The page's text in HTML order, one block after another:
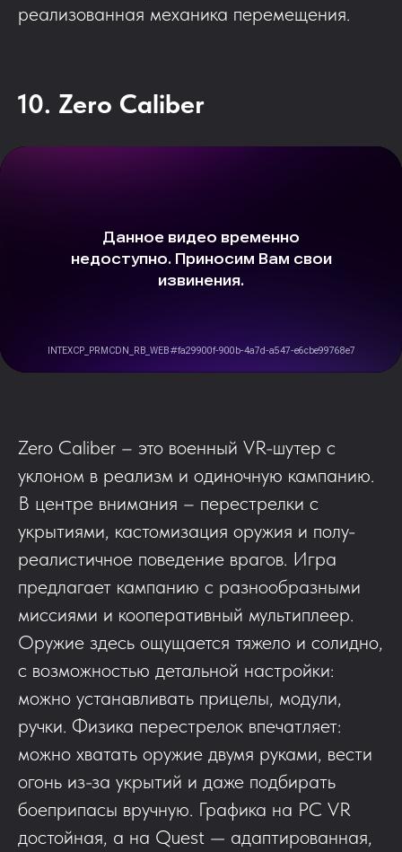
реализованная механика перемещения.
10. Zero Caliber
Zero Caliber – это военный VR-шутер с
уклоном в реализм и одиночную кампанию.
В центре внимания – перестрелки с
укрытиями, кастомизация оружия и полу-
реалистичное поведение врагов. Игра
предлагает кампанию с разнообразными
миссиями и кооперативный мультиплеер.
Оружие здесь ощущается тяжело и солидно,
с возможностью детальной настройки:
можно устанавливать прицелы, модули,
ручки. Физика перестрелок впечатляет:
можно хватать оружие двумя руками, вести
огонь из-за укрытий и даже подбирать
боеприпасы вручную. Графика на PC VR
достойная, а на Quest — адаптированная,